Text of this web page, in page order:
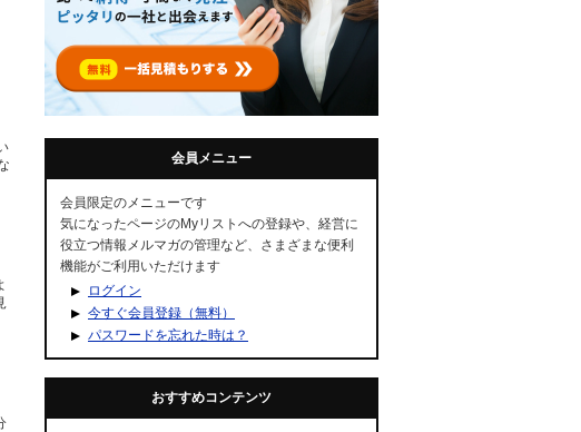
会員メニュー
会員限定のメニューです
気になったページのMyリストへの登録や、経営に
役立つ情報メルマガの管理など、さまざまな便利
機能がご利用いただけます
ログイン
今すぐ会員登録（無料）
パスワードを忘れた時は？
おすすめコンテンツ